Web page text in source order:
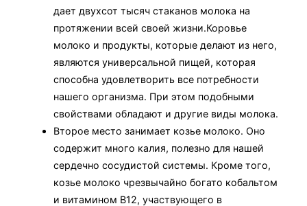
дает двухсот тысяч стаканов молока на
протяжении всей своей жизни.Коровье
молоко и продукты, которые делают из него,
являются универсальной пищей, которая
способна удовлетворить все потребности
нашего организма. При этом подобными
свойствами обладают и другие виды молока.
Второе место занимает козье молоко. Оно
содержит много калия, полезно для нашей
сердечно сосудистой системы. Кроме того,
козье молоко чрезвычайно богато кобальтом
и витамином В12, участвующего в